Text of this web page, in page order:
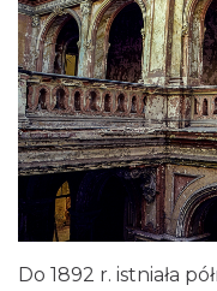
Do 1892 r. istniała